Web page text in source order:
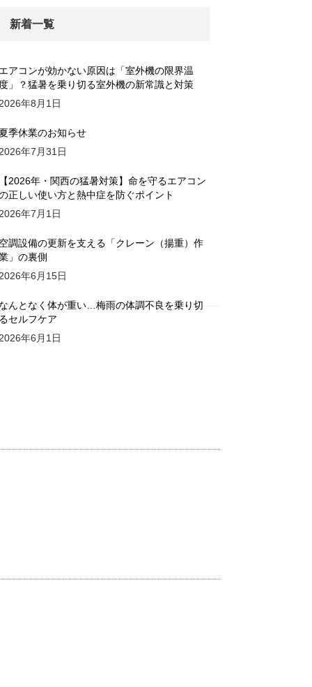
新着一覧
アコンが効かない原因は「室外機の限界温
」？猛暑を乗り切る室外機の新常識と対策
年8月1日
季休業のお知らせ
年7月31日
2026年・関西の猛暑対策】命を守るエアコン
正しい使い方と熱中症を防ぐポイント
年7月1日
調設備の更新を支える「クレーン（揚重）作
」の裏側
年6月15日
んとなく体が重い…梅雨の体調不良を乗り切
セルフケア
年6月1日